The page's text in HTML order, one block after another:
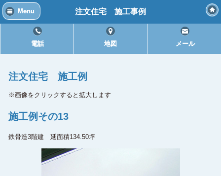
Menu 注文住宅 施工事例
電話 地図 メール
注文住宅 施工例
※画像をクリックすると拡大します
施工例その13
鉄骨造3階建 延面積134.50坪